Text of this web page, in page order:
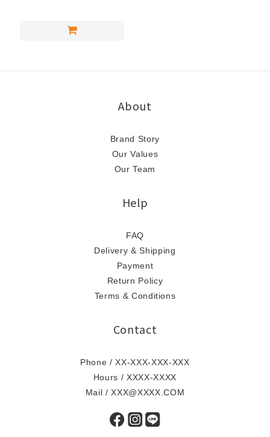
About
Brand Story
Our Values
Our Team
Help
FAQ
Delivery & Shipping
Payment
Return Policy
Terms & Conditions
Contact
Phone / XX-XXX-XXX-XXX
Hours / XXXX-XXXX
Mail / XXX@XXXX.COM